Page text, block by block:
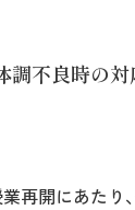
調不良時の
業再開にあた